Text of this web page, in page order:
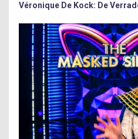
Véronique De Kock: De